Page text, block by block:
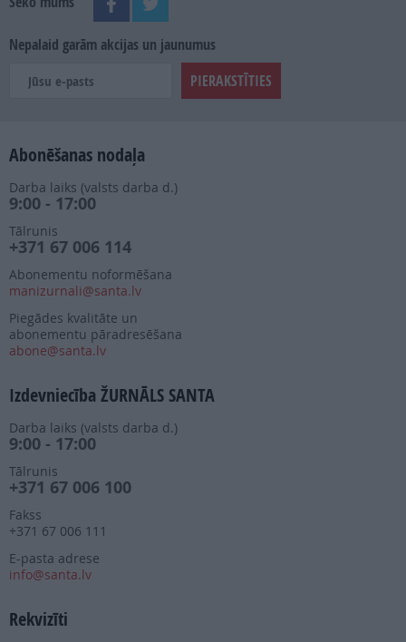
Nepalaid garām akcijas un jaunumus
Abonēšanas nodaļa
Darba laiks (valsts darba d.)
9:00 - 17:00
Tālrunis
+371 67 006 114
Abonementu noformēšana
manizurnali@santa.lv
Piegādes kvalitāte un
abonementu pāradresēšana
abone@santa.lv
Izdevniecība ŽURNĀLS SANTA
Darba laiks (valsts darba d.)
9:00 - 17:00
Tālrunis
+371 67 006 100
Fakss
+371 67 006 111
E-pasta adrese
info@santa.lv
Rekvizīti